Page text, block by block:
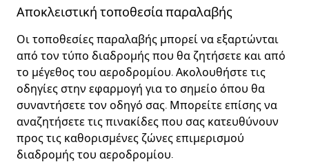
Αποκλειστική τοποθεσία παραλαβής
Οι τοποθεσίες παραλαβής μπορεί να εξαρτώνται
από τον τύπο διαδρομής που θα ζητήσετε και από
το μέγεθος του αεροδρομίου. Ακολουθήστε τις
οδηγίες στην εφαρμογή για το σημείο όπου θα
συναντήσετε τον οδηγό σας. Μπορείτε επίσης να
αναζητήσετε τις πινακίδες που σας κατευθύνουν
προς τις καθορισμένες ζώνες επιμερισμού
διαδρομής του αεροδρομίου.